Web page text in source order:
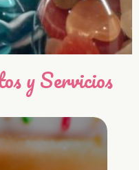
y Servicios